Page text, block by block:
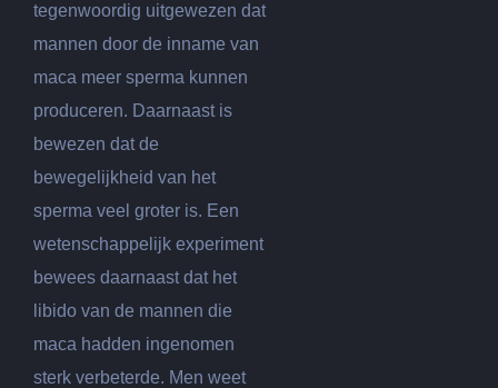
tegenwoordig uitgewezen dat
mannen door de inname van
maca meer sperma kunnen
produceren. Daarnaast is
bewezen dat de
bewegelijkheid van het
sperma veel groter is. Een
wetenschappelijk experiment
bewees daarnaast dat het
libido van de mannen die
maca hadden ingenomen
sterk verbeterde. Men weet